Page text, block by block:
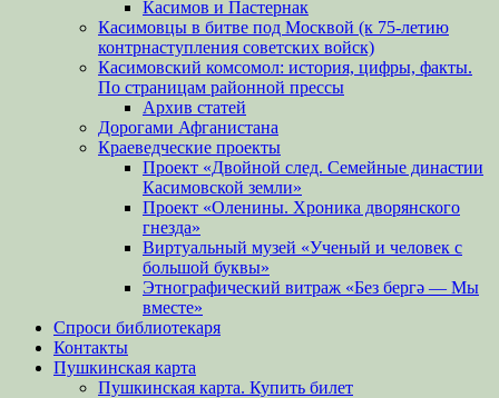
Касимов и Пастернак
Касимовцы в битве под Москвой (к 75-летию
контрнаступления советских войск)
Касимовский комсомол: история, цифры, факты.
По страницам районной прессы
Архив статей
Дорогами Афганистана
Краеведческие проекты
Проект «Двойной след. Семейные династии
Касимовской земли»
Проект «Оленины. Хроника дворянского
гнезда»
Виртуальный музей «Ученый и человек с
большой буквы»
Этнографический витраж «Без бергə — Мы
вместе»
Спроси библиотекаря
Контакты
Пушкинская карта
Пушкинская карта. Купить билет